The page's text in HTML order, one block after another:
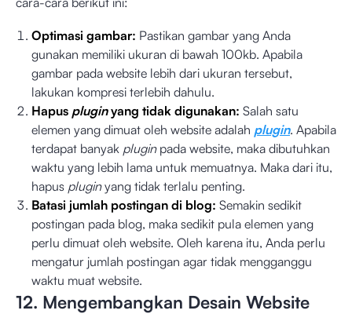
Optimasi gambar: Pastikan gambar yang Anda
gunakan memiliki ukuran di bawah 100kb. Apabila
gambar pada website lebih dari ukuran tersebut,
lakukan kompresi terlebih dahulu.
Hapus pluginyang tidak digunakan: Salah satu
elemen yang dimuat oleh website adalah plugin. Apabila
terdapat banyak plugin pada website, maka dibutuhkan
waktu yang lebih lama untuk memuatnya. Maka dari itu,
hapus pluginyang tidak terlalu penting.
Batasi jumlah postingan di blog: Semakin sedikit
postingan pada blog, maka sedikit pula elemen yang
perlu dimuat oleh website. Oleh karena itu, Anda perlu
mengatur jumlah postingan agar tidak mengganggu
waktu muat website.
12. Mengembangkan Desain Website